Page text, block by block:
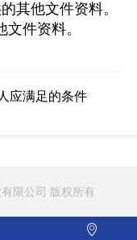
其他文件资料。
件资料。
应满足的条件
限公司 版权所有
